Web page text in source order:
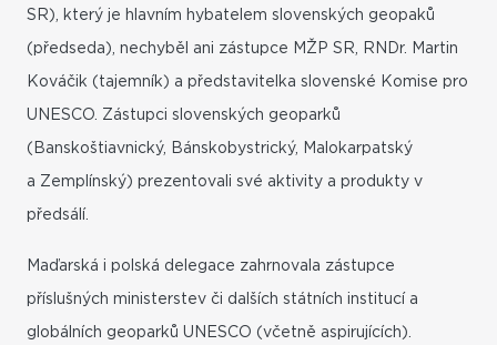
SR), který je hlavním hybatelem slovenských geopaků
(předseda), nechyběl ani zástupce MŽP SR, RNDr. Martin
Kováčik (tajemník) a představitelka slovenské Komise pro
UNESCO. Zástupci slovenských geoparků
(Banskoštiavnický, Bánskobystrický, Malokarpatský
a Zemplínský) prezentovali své aktivity a produkty v
předsálí.
Maďarská i polská delegace zahrnovala zástupce
příslušných ministerstev či dalších státních institucí a
globálních geoparků UNESCO (včetně aspirujících).